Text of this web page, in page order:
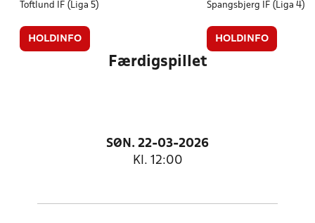
Toftlund IF (Liga 5)
HOLDINFO
Spangsbjerg IF (Liga 4)
HOLDINFO
Færdigspillet
SØN. 22-03-2026
Kl. 12:00